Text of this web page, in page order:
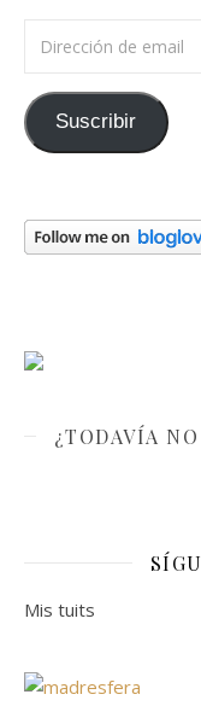
Suscribir
¿TODAVÍA
Mis tuits